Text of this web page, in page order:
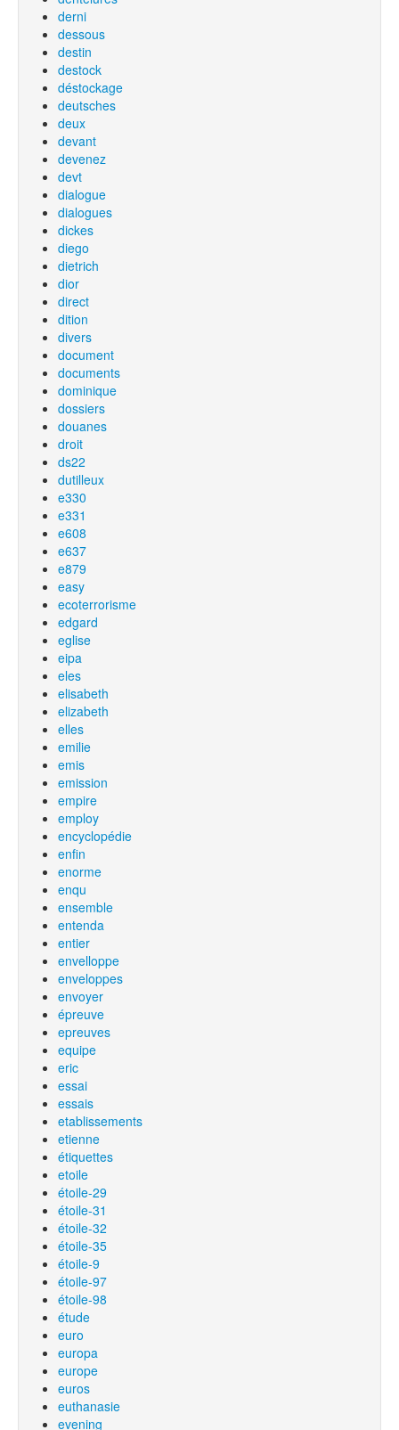
derni
dessous
destin
destock
déstockage
deutsches
deux
devant
devenez
devt
dialogue
dialogues
dickes
diego
dietrich
dior
direct
dition
divers
document
documents
dominique
dossiers
douanes
droit
ds22
dutilleux
e330
e331
e608
e637
e879
easy
ecoterrorisme
edgard
eglise
eipa
eles
elisabeth
elizabeth
elles
emilie
emis
emission
empire
employ
encyclopédie
enfin
enorme
enqu
ensemble
entenda
entier
envelloppe
enveloppes
envoyer
épreuve
epreuves
equipe
eric
essai
essais
etablissements
etienne
étiquettes
etoile
étoile-29
étoile-31
étoile-32
étoile-35
étoile-9
étoile-97
étoile-98
étude
euro
europa
europe
euros
euthanasie
evening